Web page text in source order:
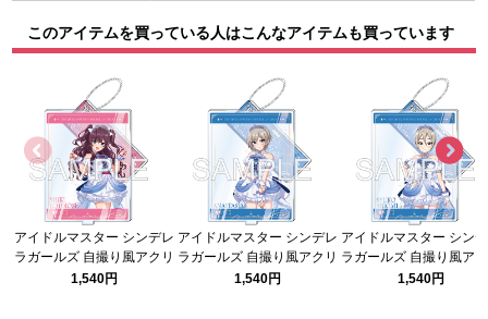
このアイテムを買っている人はこんなアイテムも買っています
アイドルマスター シンデレ
ラガールズ 自撮り風アクリ
ルスタンド 「一ノ瀬志希
1,540円
アイドルマスター シンデレ
ラガールズ 自撮り風アクリ
ルスタンド 「アナスタシア
1,540円
アイドルマスター シン
ラガールズ 自撮り風ア
ルスタンド 「塩見周子
1,540円